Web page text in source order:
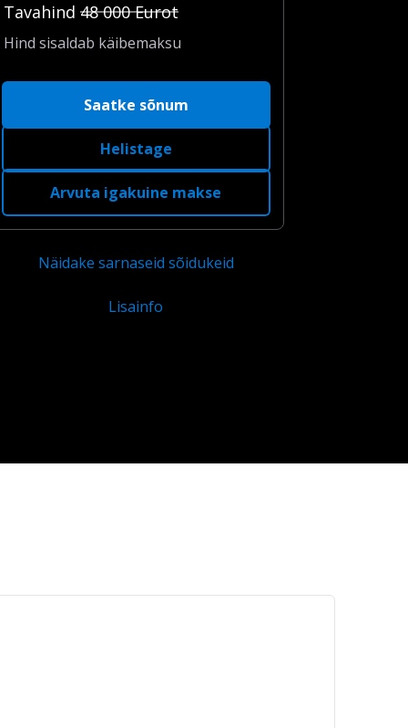
Tavahind 48 000 Eurot
Hind sisaldab käibemaksu
Saatke sõnum
Helistage
Arvuta igakuine makse
Näidake sarnaseid sõidukeid
Lisainfo